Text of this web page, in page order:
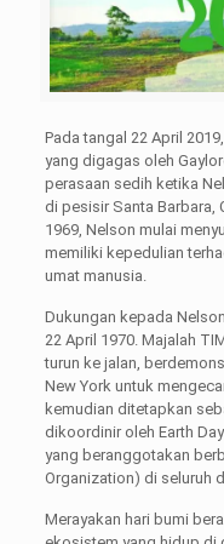
Pada tangal 22 April
yang digagas oleh
perasaan sedih ketika
di pesisir Santa Barbara,
1969, Nelson mulai
memiliki kepedulian
umat manusia.
Dukungan kepada
22 April 1970. Majalah
turun ke jalan,
New York untuk
kemudian ditetapkan
dikoordinir oleh Earth
yang beranggotakan
Organization) di seluruh
Merayakan hari bumi